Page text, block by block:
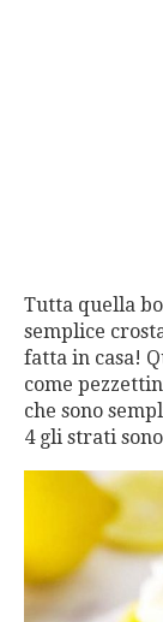
Tutta quella
semplice
fatta in casa!
come
che sono
4 gli strati